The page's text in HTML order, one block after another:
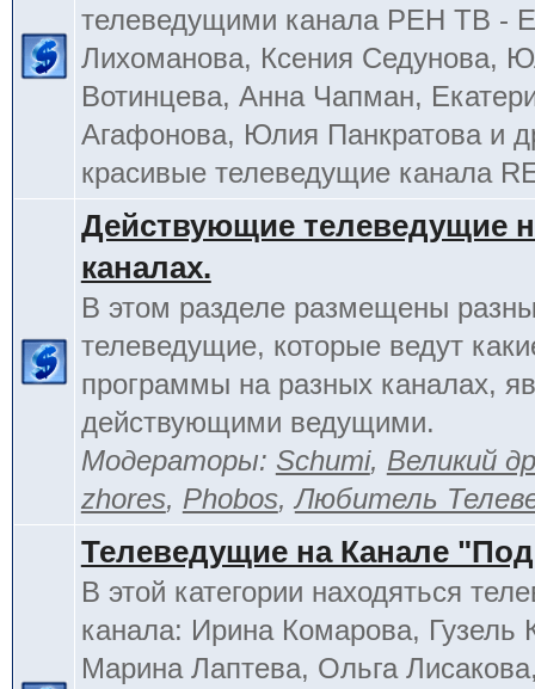
телеведущими канала РЕН ТВ -
Лихоманова, Ксения Седунова,
Вотинцева, Анна Чапман,
Агафонова, Юлия Панкратова и
красивые телеведущие канала
Действующие телеведущие
каналах.
В этом разделе размещены
телеведущие, которые ведут
программы на разных каналах,
действующими ведущими.
Модераторы: Schumi, Великий
zhores, Phobos,Любитель
Телеведущие на Канале
В этой категории находяться
канала: Ирина Комарова, Гузель
Марина Лаптева, Ольга